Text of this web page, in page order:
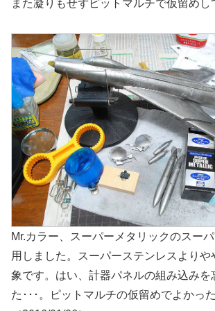
また凝りもせずピットマルチで仮留めし
Mr.カラー、スーパーメタリックのスー
用しました。スーパーステンレスよりや
象です。はい、計器パネルの組み込みを
た･･･。ピットマルチの仮留めでよかった